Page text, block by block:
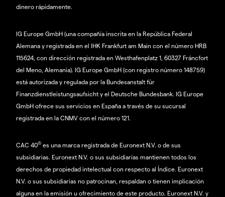
dinero rápidamente.
IG Europe GmbH (una compañía inscrita en la República Federal
Alemana y registrada en el IHK Frankfurt am Main con el número HRB
115624, con dirección registrada en Westhafenplatz 1, 60327 Fráncfort
del Meno, Alemania). IG Europe GmbH (con registro número 148759)
está autorizada y regulada por la Bundesanstalt für
Finanzdienstleistungsaufsicht y el Deutsche Bundesbank. IG Europe
GmbH ofrece sus servicios en España a través de su sucursal
registrada en la CNMV con el número 121.
CAC 40® es una marca registrada de Euronext N.V. o de sus
subsidiarias. Euronext N.V. o sus subsidiarias mantienen todos los
derechos de propiedad intelectual con respecto al Índice. Euronext
N.V. o sus subsidiarias no patrocinan, respaldan o tienen implicación
alguna en la emisión u ofrecimiento de este producto. Euronext N.V. y